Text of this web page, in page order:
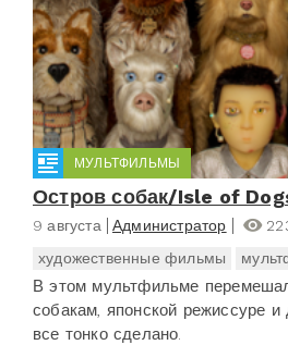
МУЛЬТФИЛЬМЫ
Остров собак/Isle of
9 августа Администратор
художественные фильмы
В этом мультфильме
собакам, японской режиссуре и
все тонко сделано.